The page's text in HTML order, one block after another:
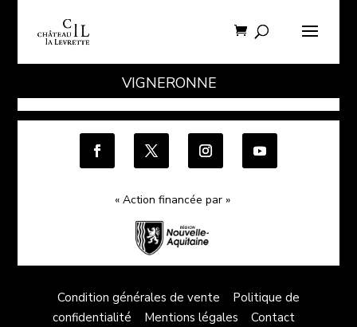
VIGNERONNE
« Action financée par »
Condition générales de vente
Politique de
confidentialité
Mentions légales
Contact